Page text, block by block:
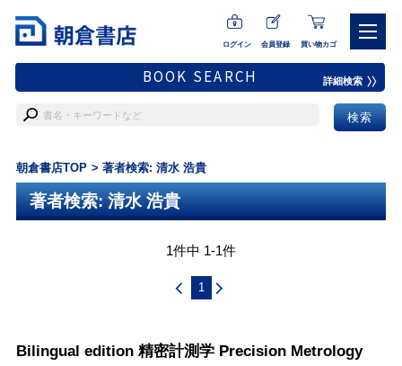
ログイン 会員登録 買い物カゴ
BOOK SEARCH 詳細検索
朝倉書店TOP 著者検索: 清水 浩貴
著者検索: 清水 浩貴
1件中 1-1件
1
Bilingual edition 精密計測学 Precision Metrology